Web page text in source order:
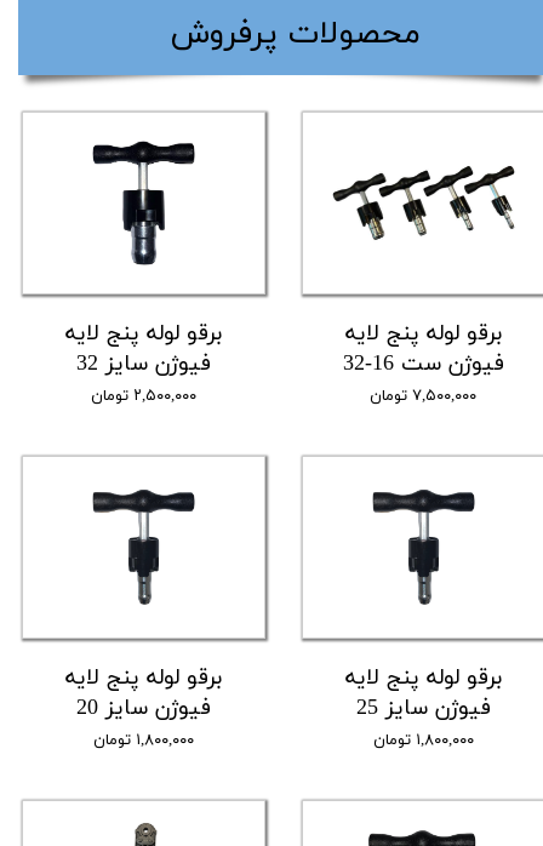
برقو لوله پنج لایه
فیوژن ست 16-32
۷,۵۰۰,۰۰۰ تومان
برقو لوله پنج لایه
فیوژن سایز 32
۲,۵۰۰,۰۰۰ تومان
برقو لوله پنج لایه
فیوژن سایز 25
۱,۸۰۰,۰۰۰ تومان
برقو لوله پنج لایه
فیوژن سایز 20
۱,۸۰۰,۰۰۰ تومان
​محصولات پرفروش